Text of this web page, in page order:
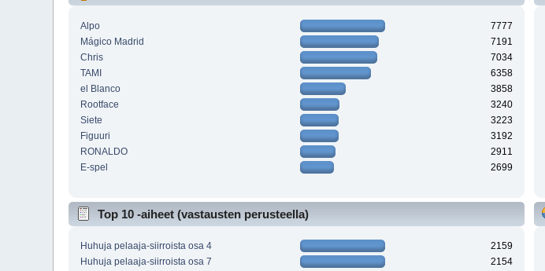
Alpo
7777
Mágico Madrid
7191
Chris
7034
TAMI
6358
el Blanco
3858
Rootface
3240
Siete
3223
Figuuri
3192
RONALDO
2911
E-spel
2699
Top 10 -aiheet (vastausten perusteella)
Huhuja pelaaja-siirroista osa 4
2159
Huhuja pelaaja-siirroista osa 7
2154